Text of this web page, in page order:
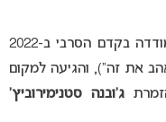
התמודדה בקדם הסרבי ב-2022
את זה”), והגיעה למקום
ג’ובנה סטנימירוביץ’